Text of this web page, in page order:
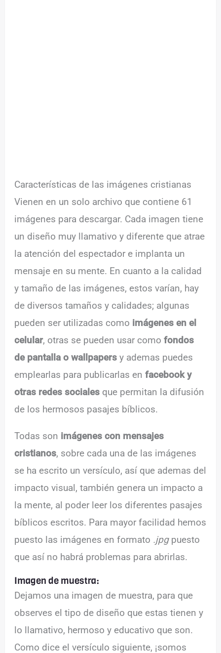
Características de las imágenes cristianas
Vienen en un solo archivo que contiene 61
imágenes para descargar. Cada imagen tiene
un diseño muy llamativo y diferente que atrae
la atención del espectador e implanta un
mensaje en su mente. En cuanto a la calidad
y tamaño de las imágenes, estos varían, hay
de diversos tamaños y calidades; algunas
pueden ser utilizadas como imágenes en el
celular, otras se pueden usar comofondos
de pantalla o wallpapers y ademas puedes
emplearlas para publicarlas enfacebook y
otras redes sociales que permitan la difusión
de los hermosos pasajes bíblicos.
Todas son imágenes con mensajes
cristianos, sobre cada una de las imágenes
se ha escrito un versículo, así que ademas del
impacto visual, también genera un impacto a
la mente, al poder leer los diferentes pasajes
bíblicos escritos. Para mayor facilidad hemos
puesto las imágenes en formato .jpgpuesto
que así no habrá problemas para abrirlas.
Imagen de muestra:
Dejamos una imagen de muestra, para que
observes el tipo de diseño que estas tienen y
lo llamativo, hermoso y educativo que son.
Como dice el versículo siguiente, ¡somos